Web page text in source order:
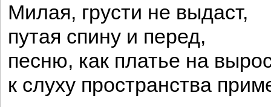
Милая, грусти не выдаст,
путая спину и перед,
песню, как платье на
к слуху пространства